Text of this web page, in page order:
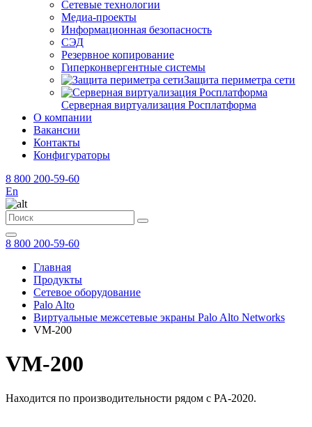
Сетевые технологии
Медиа-проекты
Информационная безопасность
СЭД
Резервное копирование
Гиперконвергентные системы
Защита периметра сети
Серверная виртуализация Росплатформа
О компании
Вакансии
Контакты
Конфигураторы
8 800 200-59-60
En
8 800 200-59-60
Главная
Продукты
Сетевое оборудование
Palo Alto
Виртуальные межсетевые экраны Palo Alto Networks
VM-200
VM-200
Находится по производительности рядом с PA-2020.